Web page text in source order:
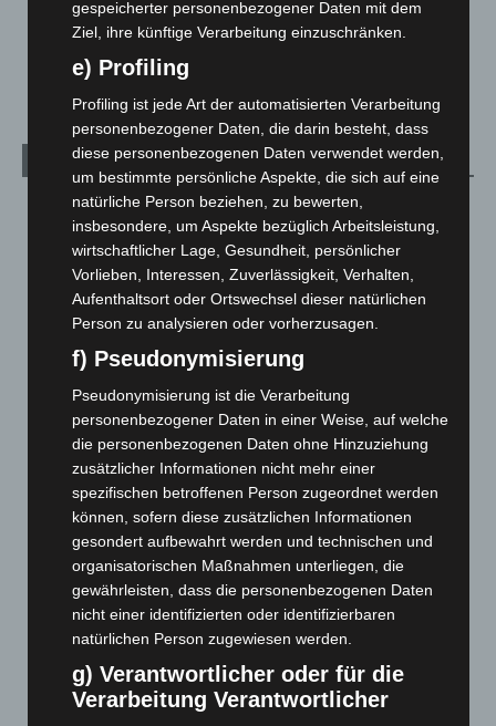
Veranstaltungen
Archiv
August 2026(14)
Juli 2026
(73)
Juni 2026(139)
Mai 2026(99)
März 2026
Februar 2026(109)
Januar 2026(122)
Dezember 2025(103)
November 2025(114)
Oktober 2025(112)
September 2025(93)
August 2025(90)
Juli 2025(90)
Juni 2025(103)
Mai 2025(112)
gespeicherter personenbezogener Daten mit dem
Ziel, ihre künftige Verarbeitung einzuschränken.
e) Profiling
Profiling ist jede Art der automatisierten Verarbeitung
personenbezogener Daten, die darin besteht, dass
diese personenbezogenen Daten verwendet werden,
um bestimmte persönliche Aspekte, die sich auf eine
natürliche Person beziehen, zu bewerten,
insbesondere, um Aspekte bezüglich Arbeitsleistung,
wirtschaftlicher Lage, Gesundheit, persönlicher
Vorlieben, Interessen, Zuverlässigkeit, Verhalten,
Aufenthaltsort oder Ortswechsel dieser natürlichen
Person zu analysieren oder vorherzusagen.
f) Pseudonymisierung
Pseudonymisierung ist die Verarbeitung
personenbezogener Daten in einer Weise, auf welche
die personenbezogenen Daten ohne Hinzuziehung
zusätzlicher Informationen nicht mehr einer
spezifischen betroffenen Person zugeordnet werden
können, sofern diese zusätzlichen Informationen
gesondert aufbewahrt werden und technischen und
organisatorischen Maßnahmen unterliegen, die
gewährleisten, dass die personenbezogenen Daten
nicht einer identifizierten oder identifizierbaren
natürlichen Person zugewiesen werden.
g) Verantwortlicher oder für die
Verarbeitung Verantwortlicher